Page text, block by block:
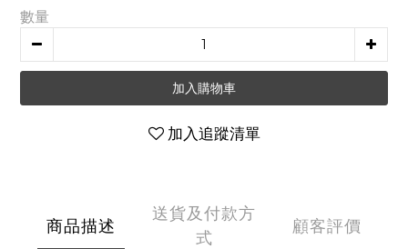
數量
加入購物車
加入追蹤清單
商品描述
送貨及付款方
式
顧客評價